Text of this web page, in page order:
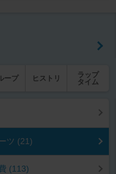
ープ ヒストリ
ラップ
タイム
ツ (21)
(113)